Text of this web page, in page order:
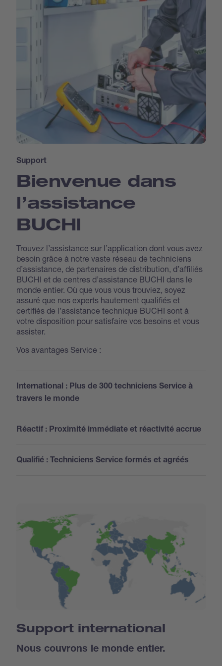
Support
Bienvenue dans
l’assistance
BUCHI
Trouvez l’assistance sur l’application dont vous avez
besoin grâce à notre vaste réseau de techniciens
d’assistance, de partenaires de distribution, d’affiliés
BUCHI et de centres d’assistance BUCHI dans le
monde entier. Où que vous vous trouviez, soyez
assuré que nos experts hautement qualifiés et
certifiés de l’assistance technique BUCHI sont à
votre disposition pour satisfaire vos besoins et vous
assister.
Vos avantages Service :
International : Plus de 300 techniciens Service à
travers le monde
Réactif : Proximité immédiate et réactivité accrue
Qualifié : Techniciens Service formés et agréés
Support international
Nous couvrons le monde entier.